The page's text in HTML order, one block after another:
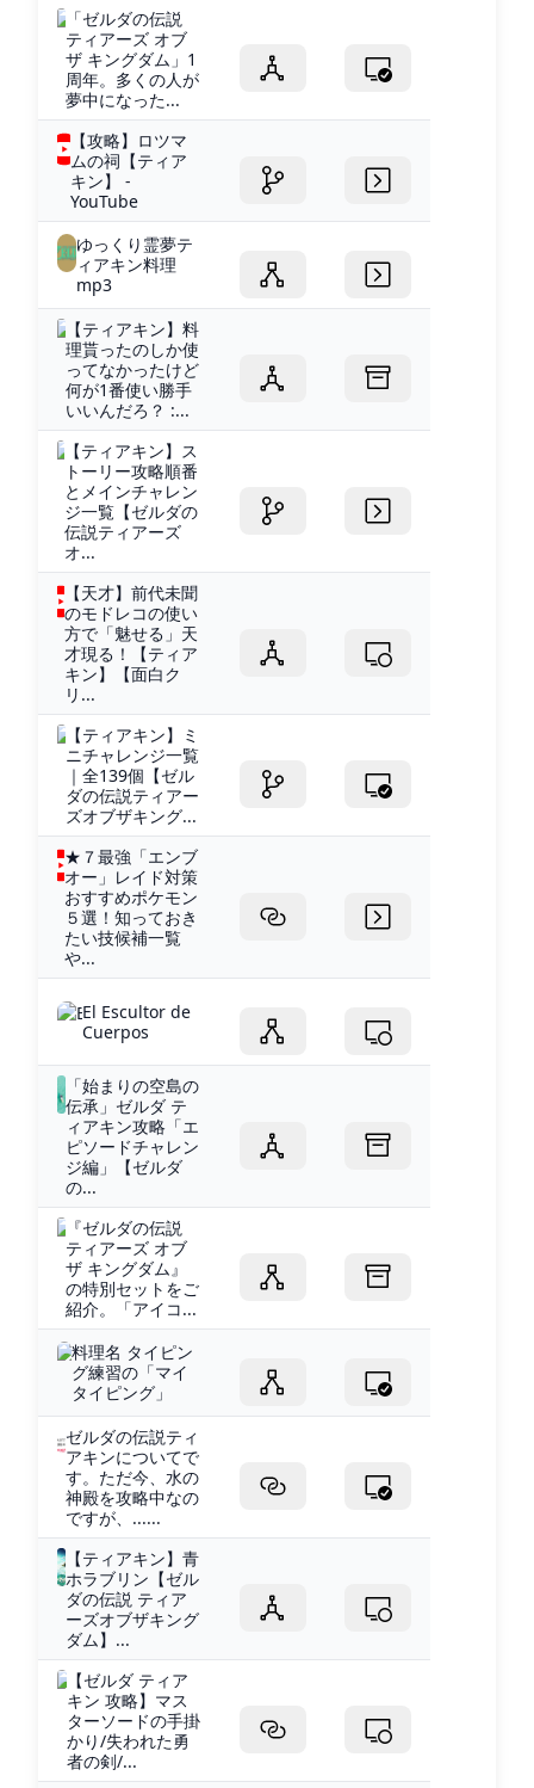
「ゼルダの伝説
ティアーズ オブ
ザ キングダム」1
周年。多くの人が
夢中になった...
【攻略】ロツマ
ムの祠【ティア
キン】 -
YouTube
ゆっくり霊夢テ
ィアキン料理
mp3
【ティアキン】料
理貰ったのしか使
ってなかったけど
何が1番使い勝手
いいんだろ？ :...
【ティアキン】ス
トーリー攻略順番
とメインチャレン
ジ一覧【ゼルダの
伝説ティアーズ
オ...
【天才】前代未聞
のモドレコの使い
方で「魅せる」天
才現る！【ティア
キン】【面白ク
リ...
【ティアキン】ミ
ニチャレンジ一覧
｜全139個【ゼル
ダの伝説ティアー
ズオブザキング...
★７最強「エンブ
オー」レイド対策
おすすめポケモン
５選！知っておき
たい技候補一覧
や...
El Escultor de
Cuerpos
「始まりの空島の
伝承」ゼルダ テ
ィアキン攻略「エ
ピソードチャレン
ジ編」【ゼルダ
の...
『ゼルダの伝説
ティアーズ オブ
ザ キングダム』
の特別セットをご
紹介。「アイコ...
料理名 タイピン
グ練習の「マイ
タイピング」
ゼルダの伝説ティ
アキンについてで
す。ただ今、水の
神殿を攻略中なの
ですが、......
【ティアキン】青
ホラブリン【ゼル
ダの伝説 ティア
ーズオブザキング
ダム】...
【ゼルダ ティア
キン 攻略】マス
ターソードの手掛
かり/失われた勇
者の剣/...